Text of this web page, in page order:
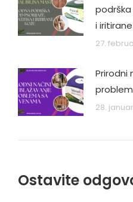
i
27.
Prirodni
28.
Ostavite